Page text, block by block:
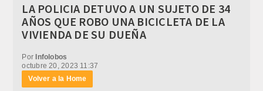
LA POLICIA DETUVO A UN SUJETO DE 34
AÑOS QUE ROBO UNA BICICLETA DE LA
VIVIENDA DE SU DUEÑA
PorInfolobos
octubre 20, 2023 11:37
Volver a la Home